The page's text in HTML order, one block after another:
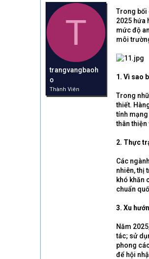
r
a
d
s
e
à
h
ó
a
T
trangvangbaoh
o
Thành Viên
Trong bối
2025 hứa
mức độ
môi
1. Vì sao
Trong
thiết.
tính mạng
thân
2. Thực
Các
nhiên, thị
khó khăn
chuẩn
3. Xu
Năm
tác; sử
phong
để hội